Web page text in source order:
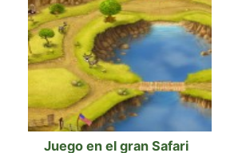
Juego en el gran Safari